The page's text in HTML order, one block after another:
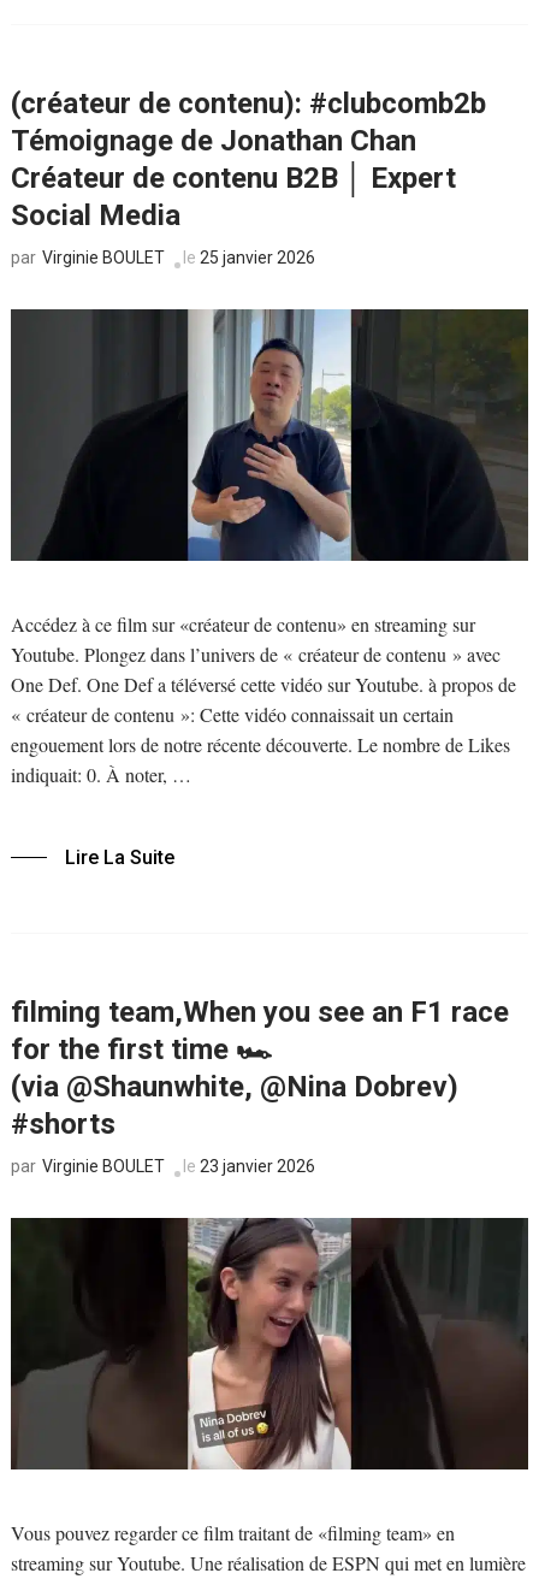
(créateur de contenu): #clubcomb2b
Témoignage de Jonathan Chan
Créateur de contenu B2B │ Expert
Social Media
par Virginie BOULET le 25 janvier 2026
Accédez à ce film sur «créateur de contenu» en streaming sur
Youtube. Plongez dans l’univers de « créateur de contenu » avec
One Def. One Def a téléversé cette vidéo sur Youtube. à propos de
« créateur de contenu »: Cette vidéo connaissait un certain
engouement lors de notre récente découverte. Le nombre de Likes
indiquait: 0. À noter, …
Lire La Suite
filming team,When you see an F1 race
for the first time 🏎
(via @Shaunwhite, @Nina Dobrev)
#shorts
par Virginie BOULET le 23 janvier 2026
Vous pouvez regarder ce film traitant de «filming team» en
streaming sur Youtube. Une réalisation de ESPN qui met en lumière